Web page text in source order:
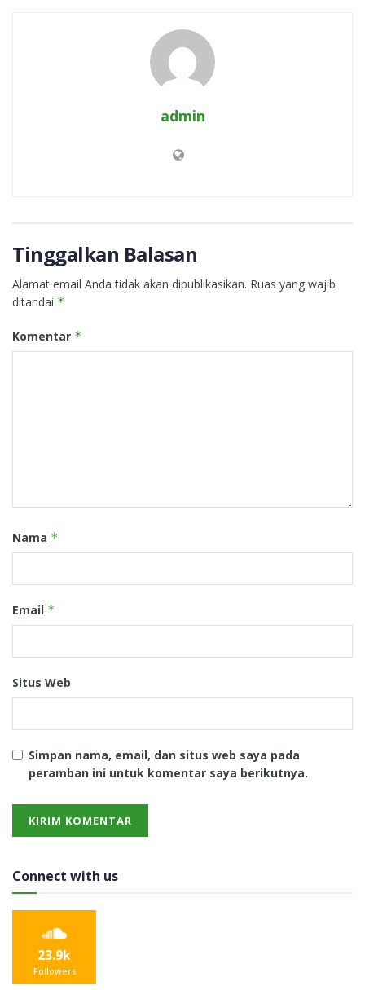
admin
Tinggalkan Balasan
Alamat email Anda tidak akan dipublikasikan. Ruas yang wajib
ditandai *
Komentar *
Nama *
Email *
Situs Web
Simpan nama, email, dan situs web saya pada
peramban ini untuk komentar saya berikutnya.
Connect with us
23.9k
Followers